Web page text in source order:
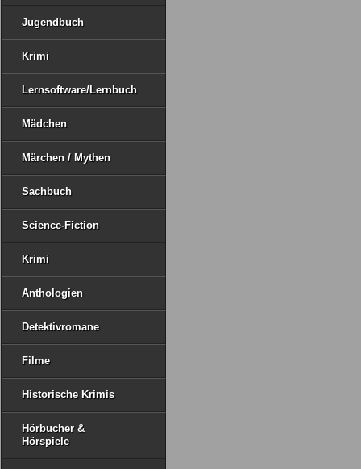
Jugendbuch
Krimi
Lernsoftware/Lernbuch
Mädchen
Märchen / Mythen
Sachbuch
Science-Fiction
Krimi
Anthologien
Detektivromane
Filme
Historische Krimis
Hörbucher &
Hörspiele